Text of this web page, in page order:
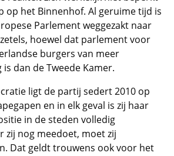
op het Binnenhof. Al geruime tijd is
Parlement weggezakt naar
hoewel dat parlement voor
burgers van meer
dan de Tweede Kamer.
ligt de partij sedert 2010 op
en in elk geval is zij haar
in de steden volledig
zij nog meedoet, moet zij
Dat geldt trouwens ook voor het